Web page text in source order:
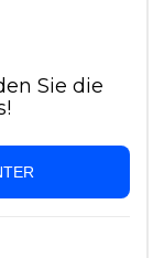
Sie die